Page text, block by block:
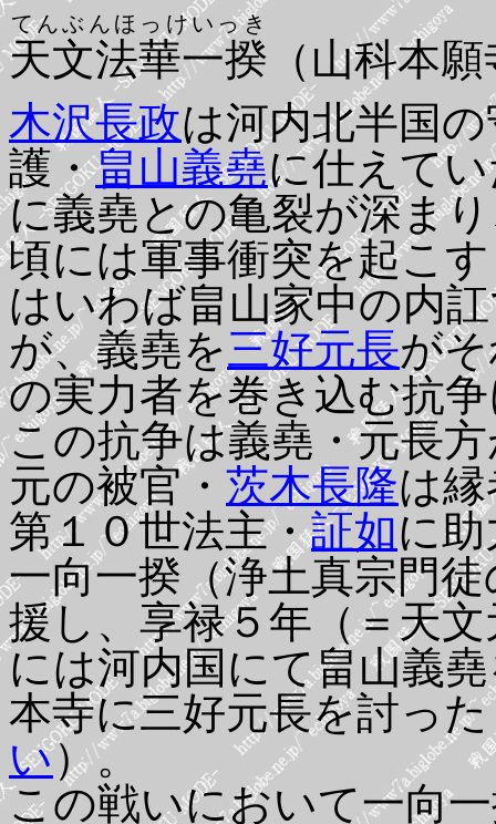
天文法華一揆
てんぶんほっけいっき
（山科本
木沢長政は河内北半国
護・畠山義堯に仕えて
に義堯との亀裂が深ま
頃には軍事衝突を起こ
はいわば畠山家中の内
が、義堯を三好元長が
の実力者を巻き込む抗
この抗争は義堯・元長
元の被官・ 茨木長隆は
第１０世法主・証如に
一向一揆（浄土真宗門
援し、享禄５年（＝天
には河内国にて畠山義
本寺に三好元長を討っ
い）。
この戦いにおいて一向